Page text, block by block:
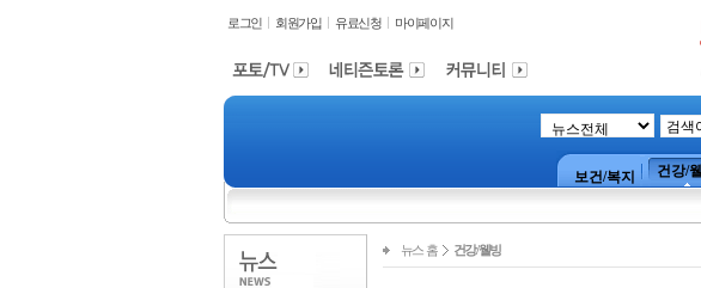
로그인 회원가입 유료신청 마이페이지
보건/복지 건강/
뉴스 홈 건강/웰빙